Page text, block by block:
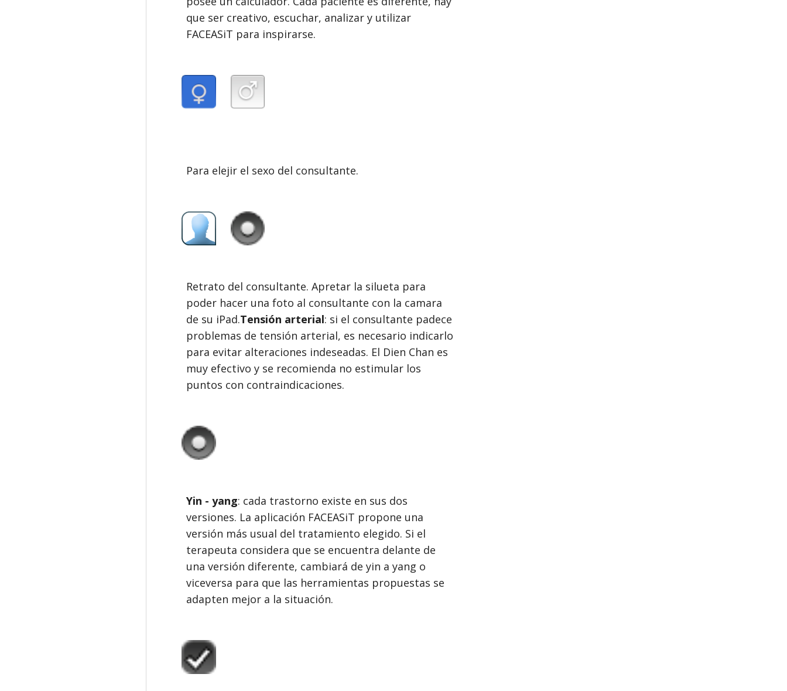
que ser creativo, escuchar, analizar y utilizar
FACEASiT para inspirarse.
Para elejir el sexo del consultante.
Retrato del consultante. Apretar la silueta para
poder hacer una foto al consultante con la camara
de su iPad.Tensión arterial: si el consultante padece
problemas de tensión arterial, es necesario indicarlo
para evitar alteraciones indeseadas. El Dien Chan es
muy efectivo y se recomienda no estimular los
puntos con contraindicaciones.
Yin - yang: cada trastorno existe en sus dos
versiones. La aplicación FACEASiT propone una
versión más usual del tratamiento elegido. Si el
terapeuta considera que se encuentra delante de
una versión diferente, cambiará de yin a yang o
viceversa para que las herramientas propuestas se
adapten mejor a la situación.